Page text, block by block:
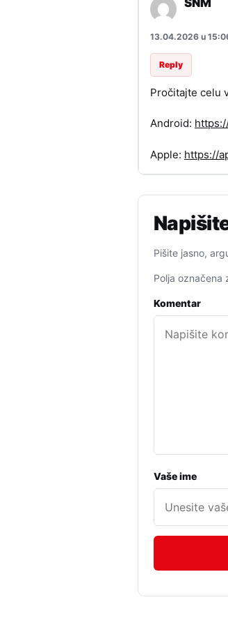
13.04.2026 u
Reply
Pročitajte celu
Android:
Apple: https://
Pišite jasno,
Polja označena
Komentar
Vaše ime